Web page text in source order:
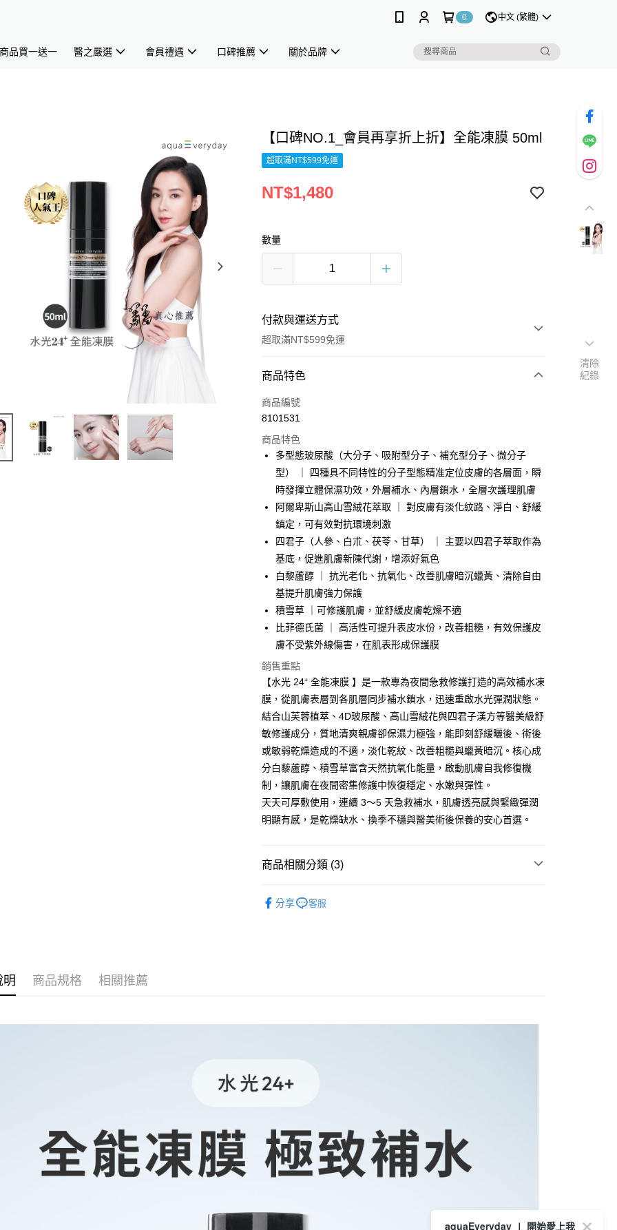
0 中文 (繁體)
品買一送一 醫之嚴選 會員禮遇 口碑推薦 關於品牌
【口碑NO.1_會員再享折上折】全能凍膜 50ml
超取滿NT$599免運
NT$1,480
數量
付款與運送方式
超取滿NT$599免運
付款方式
信用卡一次付款
3 期 0 利率 每期NT$493 21家銀行
合作金庫商業銀行
第一商業銀行
華南商業銀行
彰化商業銀行
國泰世華商業銀行
兆豐國際商業銀行
臺灣中小企業銀行
匯豐（台灣）商業銀行
華泰商業銀行
聯邦商業銀行
遠東國際商業銀行
元大商業銀行
永豐商業銀行
台新國際商業銀行
台灣樂天信用卡公司
超商取貨付款
Apple Pay
Google Pay
Hami Point
相關說明
「Hami Point」為中華電信所提供之點數服務，可於會員專區綁定中華電
信會員帳號後，即可在購物車使用 Hami Point 折抵消費金額 (1點等於1
貨到付款
運送方式
全家取貨付款
每筆NT$60，滿NT$599(含以上)免運費
付款後全家取貨
每筆NT$60，滿NT$599(含以上)免運費
7-11取貨付款
每筆NT$60，滿NT$999(含以上)免運費
每筆NT$60，滿NT$999(含以上)免運費
每筆NT$100，滿NT$1,880(含以上)免運費
商品特色
商品編號
8101531
商品特色
多型態玻尿酸（大分子、吸附型分子、補充型分子、微分子
型） ｜ 四種具不同特性的分子型態精准定位皮膚的各層面，瞬
時發揮立體保濕功效，外層補水、內層鎖水，全層次護理肌膚
阿爾卑斯山高山雪絨花萃取 ｜ 對皮膚有淡化紋路、淨白、舒緩
鎮定，可有效對抗環境刺激
四君子（人參、白朮、茯苓、甘草） ｜ 主要以四君子萃取作為
基底，促進肌膚新陳代謝，增添好氣色
白黎蘆醇 ｜ 抗光老化、抗氧化、改善肌膚暗沉蠟黃、清除自由
基提升肌膚強力保護
積雪草 ｜可修護肌膚，並舒緩皮膚乾燥不適
比菲德氏菌 ｜ 高活性可提升表皮水份，改善粗糙，有效保護皮
膚不受紫外線傷害，在肌表形成保護膜
銷售重點
【水光 24⁺ 全能凍膜 】是一款專為夜間急救修護打造的高效補水凍
膜，從肌膚表層到各肌層同步補水鎖水，迅速重啟水光彈潤狀態。
結合山芙蓉植萃、4D玻尿酸、高山雪絨花與四君子漢方等醫美級舒
敏修護成分，質地清爽親膚卻保濕力極強，能即刻舒緩曬後、術後
或敏弱乾燥造成的不適，淡化乾紋、改善粗糙與蠟黃暗沉。核心成
分白藜蘆醇、積雪草富含天然抗氧化能量，啟動肌膚自我修復機
制，讓肌膚在夜間密集修護中恢復穩定、水嫩與彈性。
天天可厚敷使用，連續 3～5 天急救補水，肌膚透亮感與緊緻彈潤
明顯有感，是乾燥缺水、換季不穩與醫美術後保養的安心首選。
商品相關分類 (3)
分享 客服
明 商品規格 相關推薦
清除
紀錄
aquaEveryday ∣ 開始愛上我